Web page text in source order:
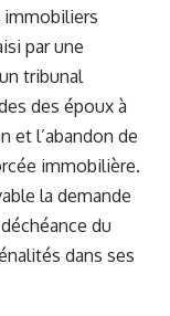
immobiliers
par une
tribunal
des époux à
et l’abandon de
immobilière.
la demande
du
dans ses